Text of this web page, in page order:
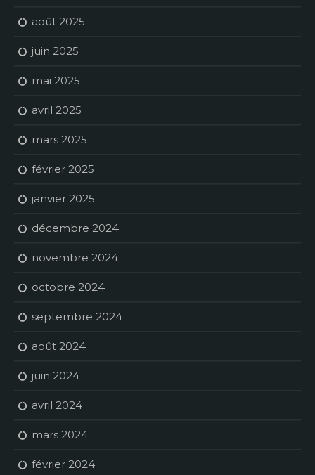
août 2025
juin 2025
mai 2025
avril 2025
mars 2025
février 2025
janvier 2025
décembre 2024
novembre 2024
octobre 2024
septembre 2024
août 2024
juin 2024
avril 2024
mars 2024
février 2024